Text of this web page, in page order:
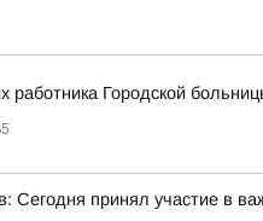
работника Городской
Сегодня принял участие в